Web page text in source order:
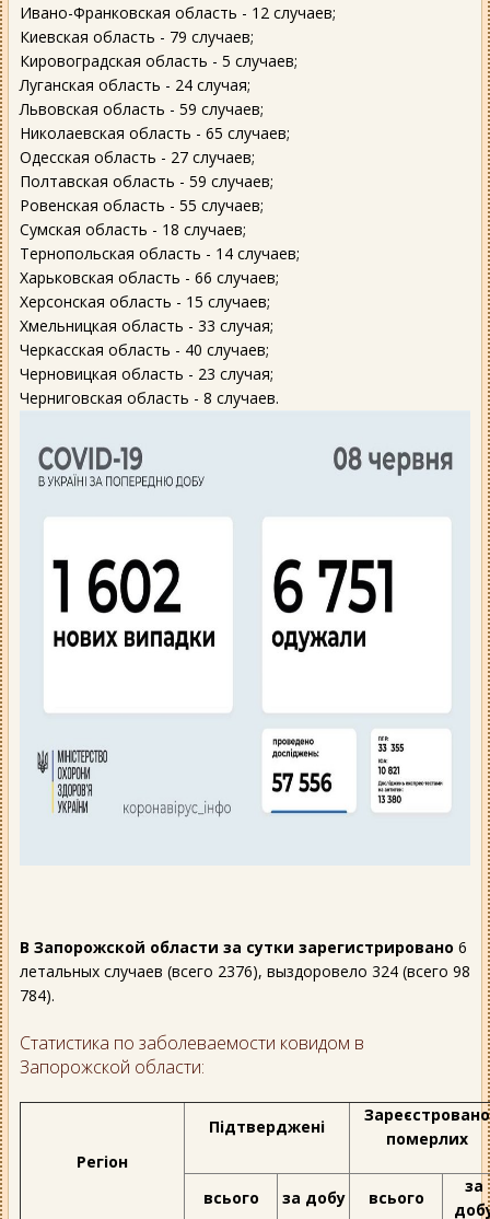
Ивано-Франковская область - 12 случаев;
Киевская область - 79 случаев;
Кировоградская область - 5 случаев;
Луганская область - 24 случая;
Львовская область - 59 случаев;
Николаевская область - 65 случаев;
Одесская область - 27 случаев;
Полтавская область - 59 случаев;
Ровенская область - 55 случаев;
Сумская область - 18 случаев;
Тернопольская область - 14 случаев;
Харьковская область - 66 случаев;
Херсонская область - 15 случаев;
Хмельницкая область - 33 случая;
Черкасская область - 40 случаев;
Черновицкая область - 23 случая;
Черниговская область - 8 случаев.
В Запорожской области за сутки зарегистрировано 6
летальных случаев (всего 2376), выздоровело 324 (всего 98
784).
Статистика по заболеваемости ковидом в
Запорожской области:
Регіон
Підтверджені
Зареєстровано
померлих
всього за добу всього
за